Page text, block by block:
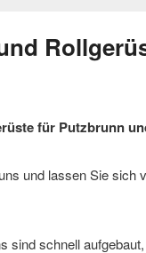
für Putzbrunn
und lassen Sie sich
sind schnell